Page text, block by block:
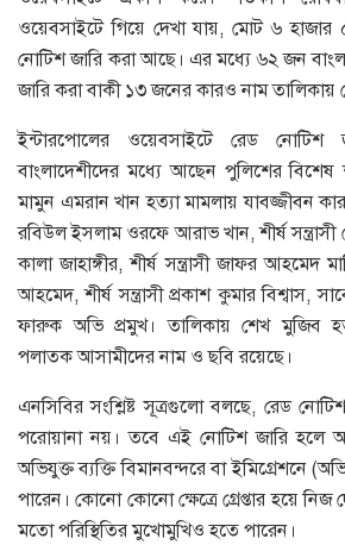
ওয়েবসাইটে গিয়ে দেখা যায়, মোট ৬
নোটিশ জারি করা আছে। এর মধ্যে ৬২ জন
জারি করা বাকী ১৩ জনের কারও নাম তালিকায়
ইন্টারপোলের ওয়েবসাইটে রেড নোটিশ
বাংলাদেশীদের মধ্যে আছেন পুলিশের বিশেষ
মামুন এমরান খান হত্যা মামলায় যাবজ্জীবন
রবিউল ইসলাম ওরফে আরাভ খান, শীর্ষ
কালা জাহাঙ্গীর, শীর্ষ সন্ত্রাসী জাফর আহমেদ
আহমেদ, শীর্ষ সন্ত্রাসী প্রকাশ কুমার বিশ্বাস,
ফারুক অভি প্রমুখ। তালিকায় শেখ মুজিব
পলাতক আসামীদের নাম ও ছবি রয়েছে।
এনসিবির সংশ্লিষ্ট সূত্রগুলো বলছে, রেড
পরোয়ানা নয়। তবে এই নোটিশ জারি হলে
অভিযুক্ত ব্যক্তি বিমানবন্দরে বা ইমিগ্রেশনে
পারেন। কোনো কোনো ক্ষেত্রে গ্রেপ্তার হয়ে
মতো পরিস্থিতির মুখোমুখিও হতে পারেন।